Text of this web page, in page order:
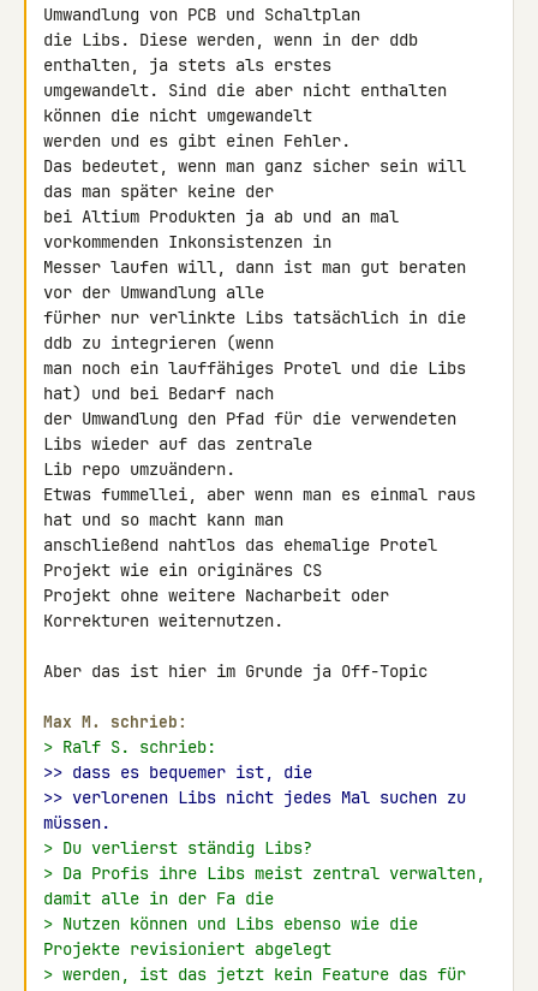
Umwandlung von PCB und Schaltplan
die Libs. Diese werden, wenn in der ddb
enthalten, ja stets als erstes
umgewandelt. Sind die aber nicht enthalten
können die nicht umgewandelt
werden und es gibt einen Fehler.
Das bedeutet, wenn man ganz sicher sein will
das man später keine der
bei Altium Produkten ja ab und an mal
vorkommenden Inkonsistenzen in
Messer laufen will, dann ist man gut beraten
vor der Umwandlung alle
fürher nur verlinkte Libs tatsächlich in die
ddb zu integrieren (wenn
man noch ein lauffähiges Protel und die Libs
hat) und bei Bedarf nach
der Umwandlung den Pfad für die verwendeten
Libs wieder auf das zentrale
Lib repo umzuändern.
Etwas fummellei, aber wenn man es einmal raus
hat und so macht kann man
anschließend nahtlos das ehemalige Protel
Projekt wie ein originäres CS
Projekt ohne weitere Nacharbeit oder
Korrekturen weiternutzen.
Aber das ist hier im Grunde ja Off-Topic
Max M. schrieb:
> Ralf S. schrieb:
>> dass es bequemer ist, die
>> verlorenen Libs nicht jedes Mal suchen zu
müssen.
> Du verlierst ständig Libs?
> Da Profis ihre Libs meist zentral verwalten,
damit alle in der Fa die
> Nutzen können und Libs ebenso wie die
Projekte revisioniert abgelegt
> werden, ist das jetzt kein Feature das für